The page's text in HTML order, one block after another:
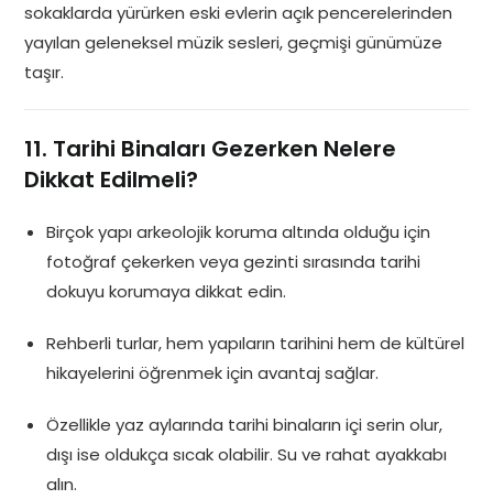
sokaklarda yürürken eski evlerin açık pencerelerinden
yayılan geleneksel müzik sesleri, geçmişi günümüze
taşır.
11. Tarihi Binaları Gezerken Nelere
Dikkat Edilmeli?
Birçok yapı arkeolojik koruma altında olduğu için
fotoğraf çekerken veya gezinti sırasında tarihi
dokuyu korumaya dikkat edin.
Rehberli turlar, hem yapıların tarihini hem de kültürel
hikayelerini öğrenmek için avantaj sağlar.
Özellikle yaz aylarında tarihi binaların içi serin olur,
dışı ise oldukça sıcak olabilir. Su ve rahat ayakkabı
alın.